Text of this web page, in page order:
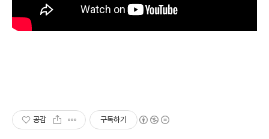
공감 구독하기